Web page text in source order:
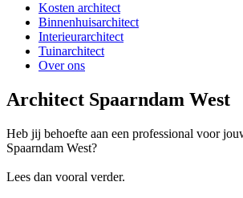
Kosten architect
Binnenhuisarchitect
Interieurarchitect
Tuinarchitect
Over ons
Architect Spaarndam West
Heb jij behoefte aan een professional voor
Spaarndam West?
Lees dan vooral verder.